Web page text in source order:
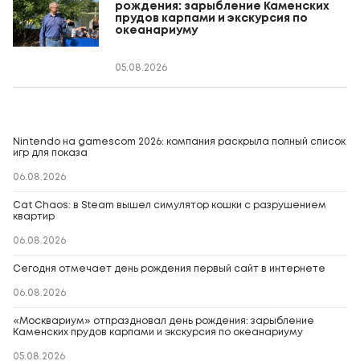
рождения: зарыбление Каменских
прудов карпами и экскурсия по
океанариуму
05.08.2026
Nintendo на gamescom 2026: компания раскрыла полный список
игр для показа
06.08.2026
Cat Chaos: в Steam вышел симулятор кошки с разрушением
квартир
06.08.2026
Сегодня отмечает день рождения первый сайт в интернете
06.08.2026
«Москвариум» отпраздновал день рождения: зарыбление
Каменских прудов карпами и экскурсия по океанариуму
05.08.2026